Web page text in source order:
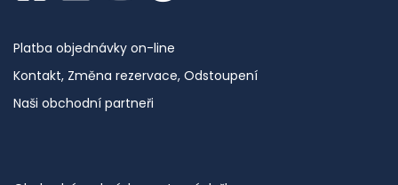
Platba objednávky on-line
Kontakt, Změna rezervace, Odstoupení
Naši obchodní partneři